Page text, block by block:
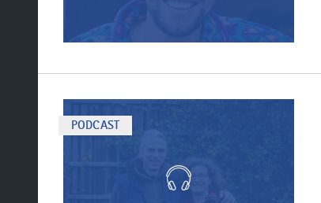
PODCAST